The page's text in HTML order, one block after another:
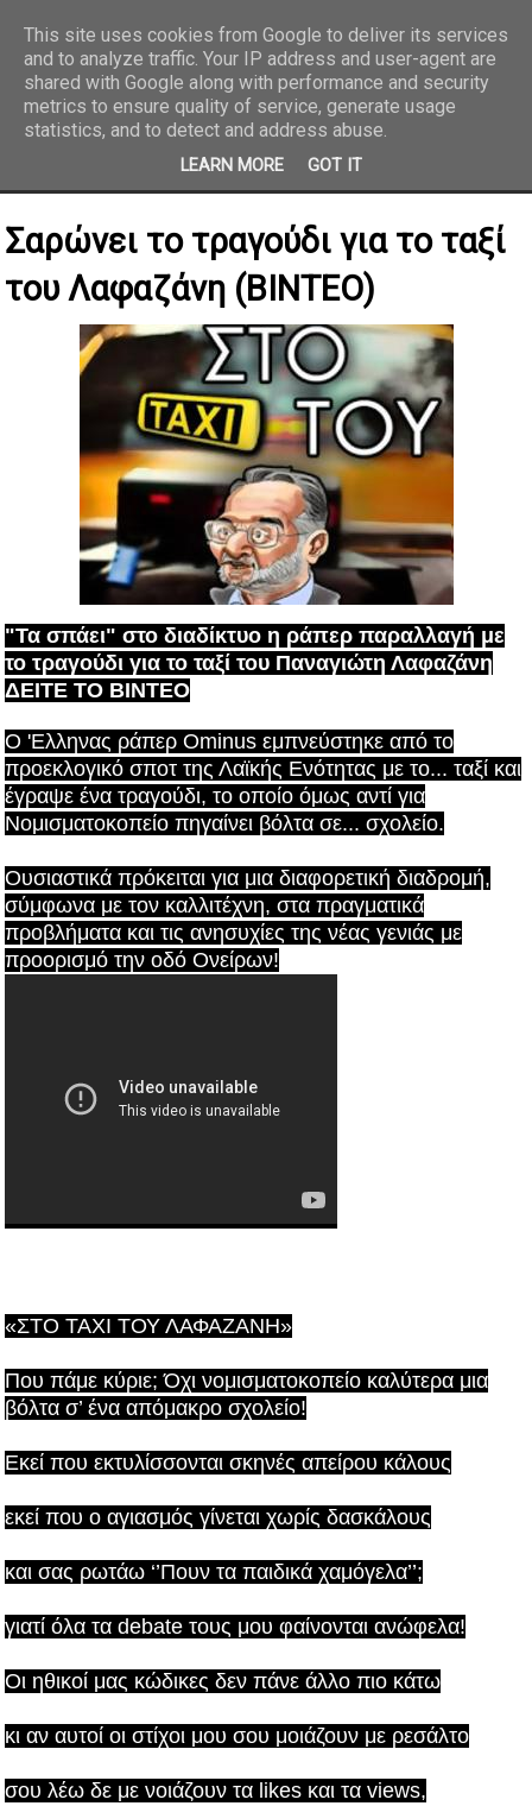
REPORTAZ NET
Σαρώνει το τραγούδι για το ταξί
του Λαφαζάνη (ΒΙΝΤΕΟ)
"Τα σπάει" στο διαδίκτυο η ράπερ παραλλαγή με
το τραγούδι για το ταξί του Παναγιώτη Λαφαζάνη
ΔΕΙΤΕ ΤΟ ΒΙΝΤΕΟ
Ο 'Ελληνας ράπερ Ominus εμπνεύστηκε από το
προεκλογικό σποτ της Λαϊκής Ενότητας με το... ταξί και
έγραψε ένα τραγούδι, το οποίο όμως αντί για
Νομισματοκοπείο πηγαίνει βόλτα σε... σχολείο.
Ουσιαστικά πρόκειται για μια διαφορετική διαδρομή,
σύμφωνα με τον καλλιτέχνη, στα πραγματικά
προβλήματα και τις ανησυχίες της νέας γενιάς με
προορισμό την οδό Ονείρων!
«ΣΤΟ TAXI ΤΟΥ ΛΑΦΑΖΑΝΗ»
Που πάμε κύριε; Όχι νομισματοκοπείο καλύτερα μια
βόλτα σ’ ένα απόμακρο σχολείο!
Εκεί που εκτυλίσσονται σκηνές απείρου κάλους
εκεί που ο αγιασμός γίνεται χωρίς δασκάλους
και σας ρωτάω ‘’Πουν τα παιδικά χαμόγελα’’;
γιατί όλα τα debate τους μου φαίνονται ανώφελα!
Οι ηθικοί μας κώδικες δεν πάνε άλλο πιο κάτω
κι αν αυτοί οι στίχοι μου σου μοιάζουν με ρεσάλτο
σου λέω δε με νοιάζουν τα likes και τα views,
This site uses cookies from Google to deliver its services
and to analyze traffic. Your IP address and user-agent are
shared with Google along with performance and security
metrics to ensure quality of service, generate usage
statistics, and to detect and address abuse.
LEARN MORE GOT IT